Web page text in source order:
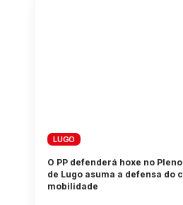
LUGO
O PP defenderá hoxe no
de Lugo asuma a defensa do
mobilidade